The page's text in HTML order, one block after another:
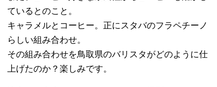
ているとのこと。
キャラメルとコーヒー。正にスタバのフラペチーノ
らしい組み合わせ。
その組み合わせを鳥取県のバリスタがどのように仕
上げたのか？楽しみです。